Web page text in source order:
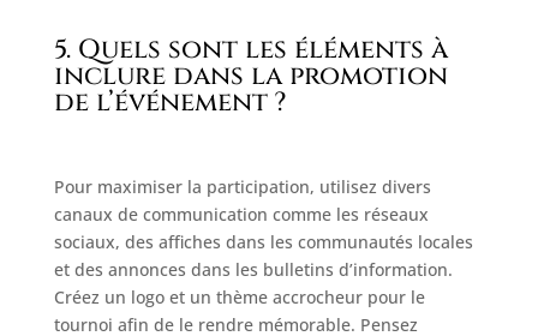
5. Quels sont les éléments à
inclure dans la promotion
de l’événement ?
Pour maximiser la participation, utilisez divers
canaux de communication comme les réseaux
sociaux, des affiches dans les communautés locales
et des annonces dans les bulletins d’information.
Créez un logo et un thème accrocheur pour le
tournoi afin de le rendre mémorable. Pensez